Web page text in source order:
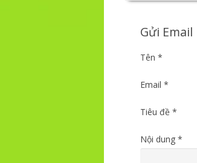
Gửi Email
Tên *
Email *
Tiêu đề *
Nội dung *